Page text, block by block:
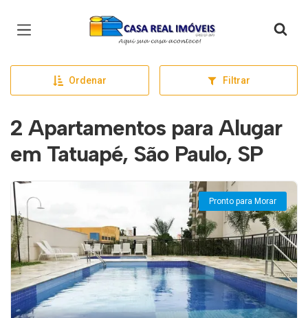
Página inicial
Ordenar Filtrar
2 Apartamentos para Alugar
em Tatuapé, São Paulo, SP
Pronto para Morar